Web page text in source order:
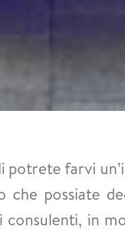
farvi
possiate
in